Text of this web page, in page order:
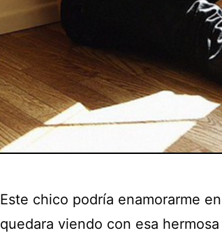
Este chico podría enamorarme
quedara viendo con esa hermosa